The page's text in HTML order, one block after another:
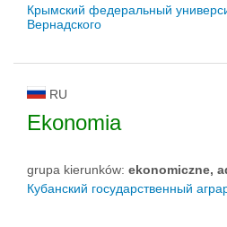
Крымский федеральный
Вернадского
RU
Ekonomia
grupa kierunków: ekonomiczne,
Кубанский государственный